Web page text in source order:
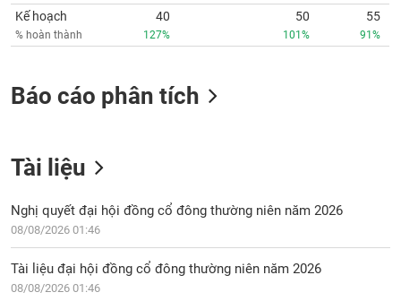
Kế hoạch
% hoàn thành
40
127%
50
101%
55
91%
Báo cáo phân tích
Tài liệu
Nghị quyết đại hội đồng cổ đông thường niên năm 2026
08/08/2026 01:46
Tài liệu đại hội đồng cổ đông thường niên năm 2026
08/08/2026 01:46
Đào
tạo
chính
cụ
đầu